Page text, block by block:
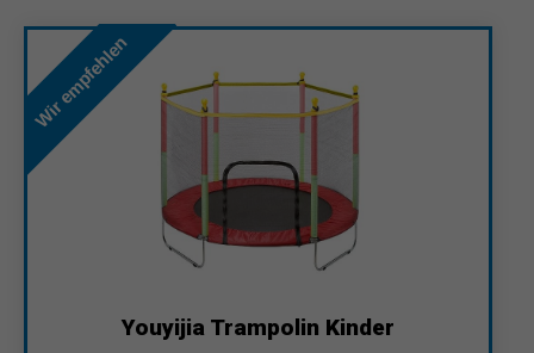
Wir empfehlen
Youyijia Trampolin Kinder